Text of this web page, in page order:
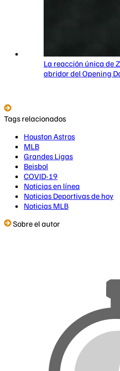
La reacción única de
abridor del Opening
Tags relacionados
Houston Astros
MLB
Grandes Ligas
Beisbol
COVID-19
Noticias en línea
Noticias Deportivas de hoy
Noticias MLB
Sobre el autor